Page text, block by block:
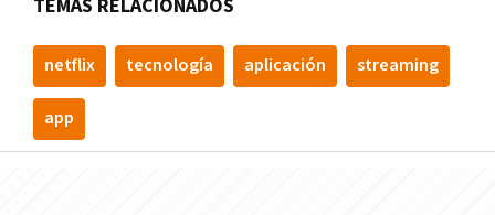
TEMAS RELACIONADOS
netflix tecnologí­a aplicación streaming
app